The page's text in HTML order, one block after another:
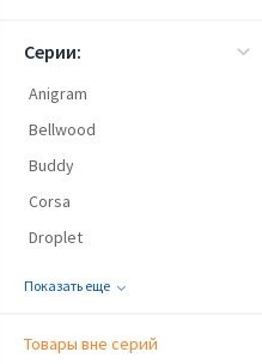
Серии:
Anigram
Bellwood
Buddy
Corsa
Droplet
Показать еще
Товары вне серий